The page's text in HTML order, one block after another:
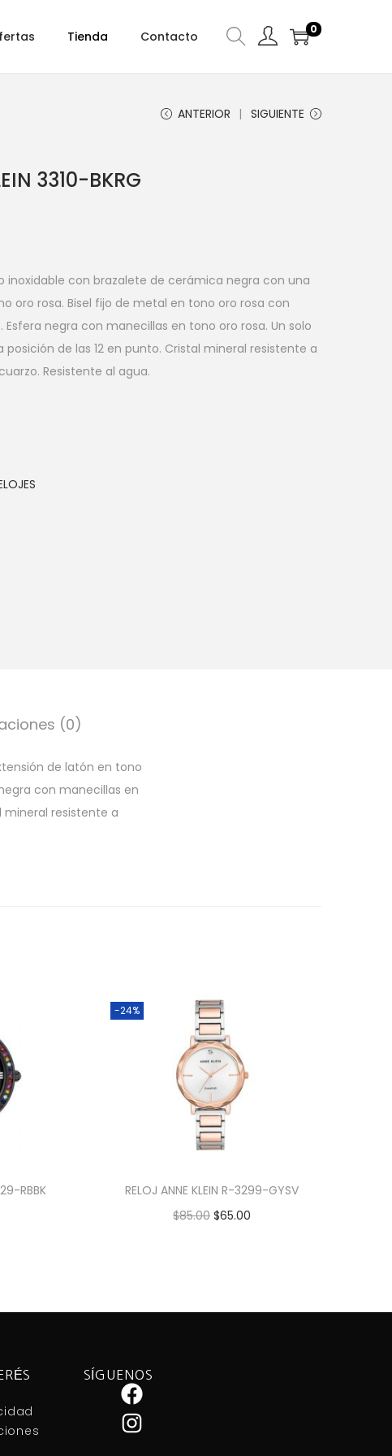
Tienda Contacto 0
ANTERIOR SIGUIENTE
3310-BKRG
inoxidable con brazalete de cerámica negra con una
oro rosa. Bisel fijo de metal en tono oro rosa con
negra con manecillas en tono oro rosa. Un solo
de las 12 en punto. Cristal mineral resistente a
Resistente al agua.
(0)
de latón en tono
con manecillas en
mineral resistente a
RBBK
-24%
RELOJ ANNE KLEIN R-3299-GYSV
$85.00 $65.00
SÍGUENOS